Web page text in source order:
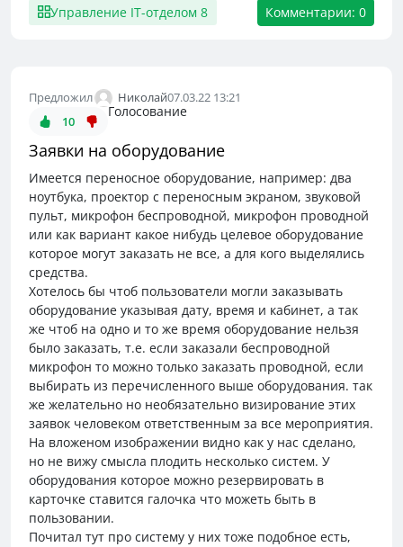
Управление IT-отделом 8 Комментарии: 0
Предложил Николай07.03.22 13:21
10
Голосование
Заявки на оборудование
Имеется переносное оборудование, например: два
ноутбука, проектор с переносным экраном, звуковой
пульт, микрофон беспроводной, микрофон проводной
или как вариант какое нибудь целевое оборудование
которое могут заказать не все, а для кого выделялись
средства.
Хотелось бы чтоб пользователи могли заказывать
оборудование указывая дату, время и кабинет, а так
же чтоб на одно и то же время оборудование нельзя
было заказать, т.е. если заказали беспроводной
микрофон то можно только заказать проводной, если
выбирать из перечисленного выше оборудования. так
же желательно но необязательно визирование этих
заявок человеком ответственным за все мероприятия.
На вложеном изображении видно как у нас сделано,
но не вижу смысла плодить несколько систем. У
оборудования которое можно резервировать в
карточке ставится галочка что можеть быть в
пользовании.
Почитал тут про систему у них тоже подобное есть,